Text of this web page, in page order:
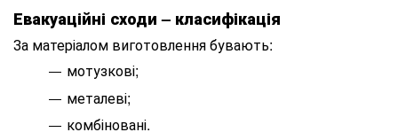
Евакуаційні сходи – класифікація
За матеріалом виготовлення бувають:
мотузкові;
металеві;
комбіновані.